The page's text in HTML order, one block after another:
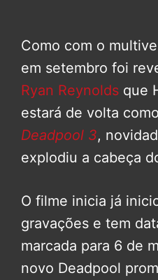
Como com o
em setembro foi
Ryan Reynolds que
estará de volta
Deadpool 3,
explodiu a cabeça
O filme inicia já
gravações e tem
marcada para 6 de
novo Deadpool